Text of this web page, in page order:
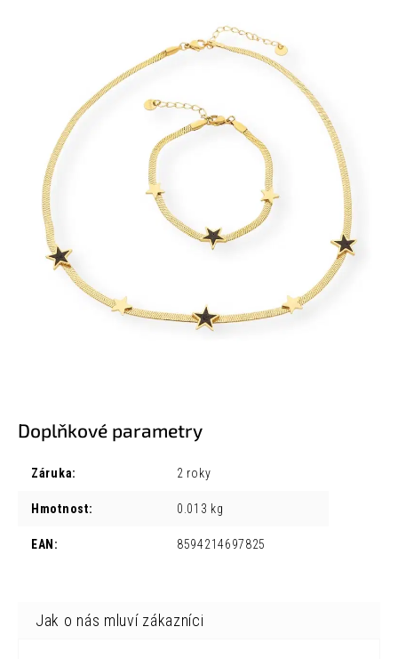
Doplňkové parametry
Záruka: 2 roky
Hmotnost: 0.013 kg
EAN : 8594214697825